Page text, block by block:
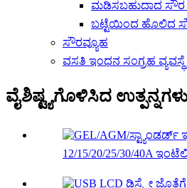
ಮಡಿಸಬಹುದಾದ ಸೌರ
ಬಟ್ಟೆಯಿಂದ ಹೊಲಿದ
ಸೌರವ್ಯೂಹ
ವಸತಿ ಇಂಧನ ಸಂಗ್ರಹ ವ್ಯವಸ್ಥೆ
ವೈಶಿಷ್ಟ್ಯಗೊಳಿಸಿದ ಉತ್ಪನ್ನಗಳು
12/15/20/25/30/40A